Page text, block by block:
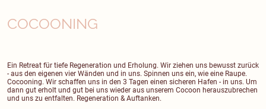
COCOONING
Ein Retreat für tiefe Regeneration und Erholung. Wir ziehen uns bewusst zurück
- aus den eigenen vier Wänden und in uns. Spinnen uns ein, wie eine Raupe.
Cocooning. Wir schaffen uns in den 3 Tagen einen sicheren Hafen - in uns. Um
dann gut erholt und gut bei uns wieder aus unserem Cocoon herauszubrechen
und uns zu entfalten. Regeneration & Auftanken.